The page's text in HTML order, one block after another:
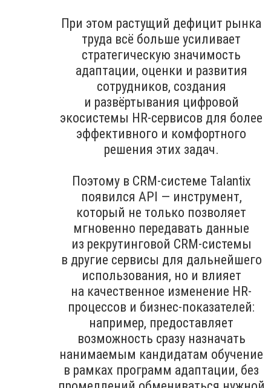
При этом растущий дефицит рынка
труда всё больше усиливает
стратегическую значимость
адаптации, оценки и развития
сотрудников, создания
и развёртывания цифровой
экосистемы HR-сервисов для более
эффективного и комфортного
решения этих задач.
Поэтому в CRM-системе Talantix
появился API — инструмент,
который не только позволяет
мгновенно передавать данные
из рекрутинговой CRM-системы
в другие сервисы для дальнейшего
использования, но и влияет
на качественное изменение HR-
процессов и бизнес-показателей:
например, предоставляет
возможность сразу назначать
нанимаемым кандидатам обучение
в рамках программ адаптации, без